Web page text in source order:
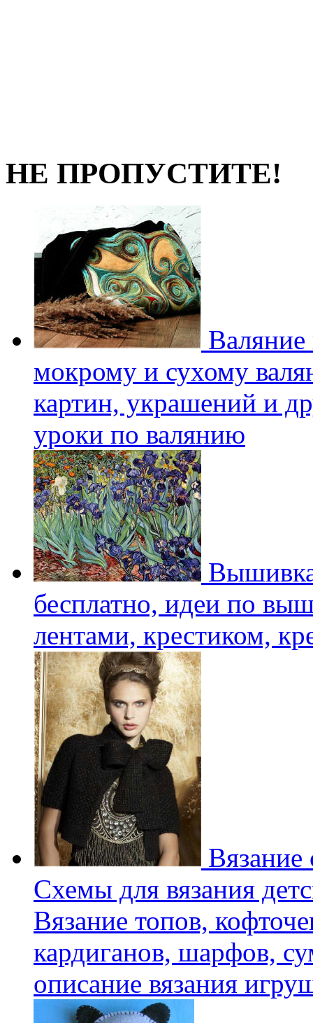
НЕ ПРОПУСТИТЕ!
Валяние
мокрому и сухому
картин, украшений и
уроки по валянию
бесплатно, идеи по
лентами, крестиком,
Схемы для вязания
Вязание топов,
кардиганов, шарфов,
описание вязания